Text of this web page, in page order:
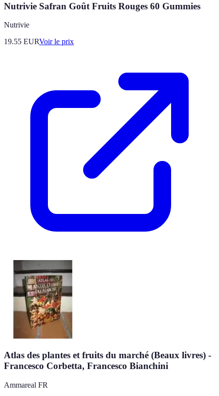
Nutrivie Safran Goût Fruits Rouges 60 Gummies
Nutrivie
19.55 EURVoir le prix
Atlas des plantes et fruits du marché (Beaux livres) -
Francesco Corbetta, Francesco Bianchini
Ammareal FR